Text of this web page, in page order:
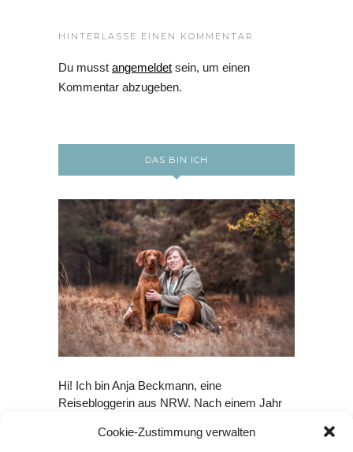
Cookie-Zustimmung verwalten
HINTERLASSE EINEN KOMMENTAR
Du musst angemeldet sein, um einen
Kommentar abzugeben.
DAS BIN ICH
Hi! Ich bin Anja Beckmann, eine
Reisebloggerin aus NRW. Nach einem Jahr
Travel on Toast gegründet, das steht für